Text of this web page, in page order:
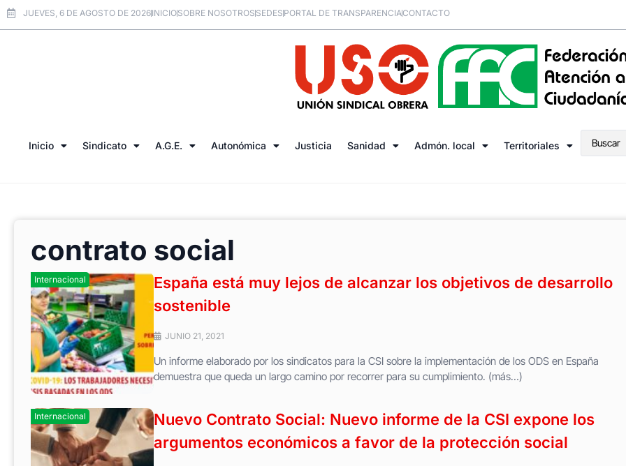
JUEVES, 6 DE AGOSTO DE 2026INICIOSOBRE NOSOTROSSEDESPORTAL DE TRANSPARENCIACONTACTO
Inicio Sindicato A.G.E. Autonómica Justicia Sanidad Admón. local Territoriales
contrato social
Internacional
España está muy lejos de alcanzar los objetivos de desarrollo
sostenible
JUNIO 21, 2021
Un informe elaborado por los sindicatos para la CSI sobre la implementación de los ODS en España
demuestra que queda un largo camino por recorrer para su cumplimiento. (más…)
Internacional
Nuevo Contrato Social: Nuevo informe de la CSI expone los
argumentos económicos a favor de la protección social